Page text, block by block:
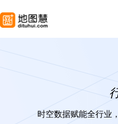
时空数据赋能全行业